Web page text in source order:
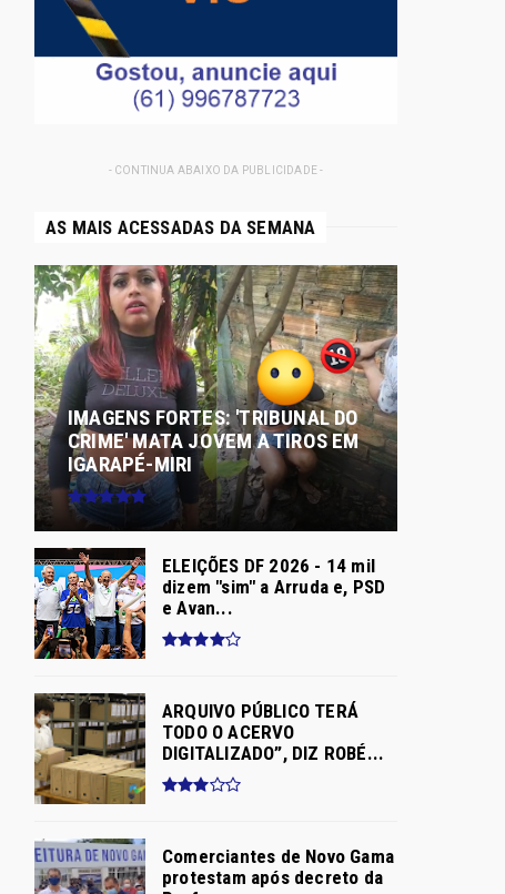
- CONTINUA ABAIXO DA PUBLICIDADE -
AS MAIS ACESSADAS DA SEMANA
IMAGENS FORTES: 'TRIBUNAL DO
CRIME' MATA JOVEM A TIROS EM
IGARAPÉ-MIRI
ELEIÇÕES DF 2026 - 14 mil
dizem "sim" a Arruda e, PSD
e Avan...
ARQUIVO PÚBLICO TERÁ
TODO O ACERVO
DIGITALIZADO”, DIZ ROBÉ...
Comerciantes de Novo Gama
protestam após decreto da